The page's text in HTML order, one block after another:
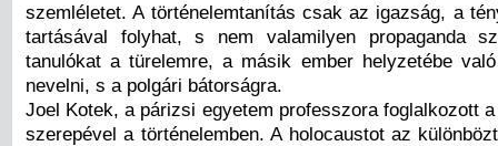
szemléletet. A történelemtanítás csak az igazság, a
tartásával folyhat, s nem valamilyen propaganda
tanulókat a türelemre, a másik ember helyzetébe
nevelni, s a polgári bátorságra.
Joel Kotek, a párizsi egyetem professzora foglalkozott
szerepével a történelemben. A holocaustot az